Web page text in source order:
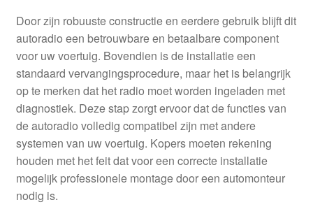
Door zijn robuuste constructie en eerdere gebruik blijft dit
autoradio een betrouwbare en betaalbare component
voor uw voertuig. Bovendien is de installatie een
standaard vervangingsprocedure, maar het is belangrijk
op te merken dat het radio moet worden ingeladen met
diagnostiek. Deze stap zorgt ervoor dat de functies van
de autoradio volledig compatibel zijn met andere
systemen van uw voertuig. Kopers moeten rekening
houden met het feit dat voor een correcte installatie
mogelijk professionele montage door een automonteur
nodig is.